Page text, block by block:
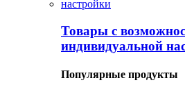
Товары с
индивидуальной
Популярные продукты